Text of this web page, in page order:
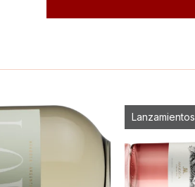
Lanzamientos